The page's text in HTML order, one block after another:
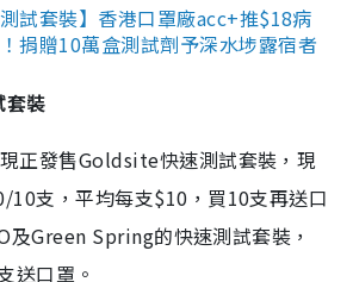
試套裝】香港口罩廠acc+推$18病
捐贈10萬盒測試劑予深水埗露宿者
裝
正發售Goldsite快速測試套裝，現
10支，平均每支$10，買10支再送口
及Green Spring的快速測試套裝，
送口罩。